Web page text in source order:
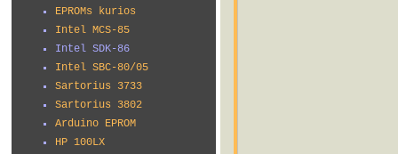
EPROMs kurios
Intel MCS-85
Intel SDK-86
Intel SBC-80/05
Sartorius 3733
Sartorius 3802
Arduino EPROM
HP 100LX